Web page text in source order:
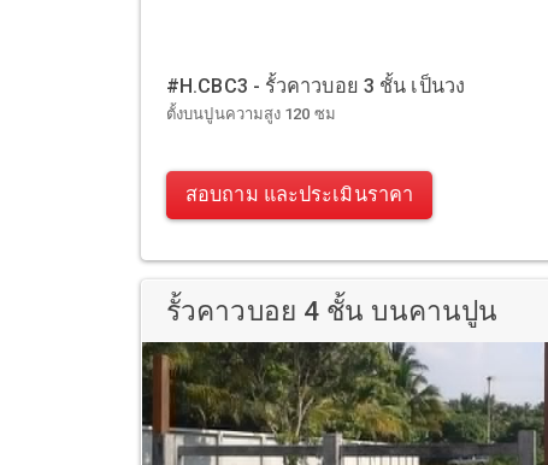
#H.CBC3 - รั้วคาวบอย 3 ชั้น เป็นวง
ตั้งบนปูนความสูง 120 ซม
สอบถาม และประเมินราคา
รั้วคาวบอย 4 ชั้น บนคานปูน